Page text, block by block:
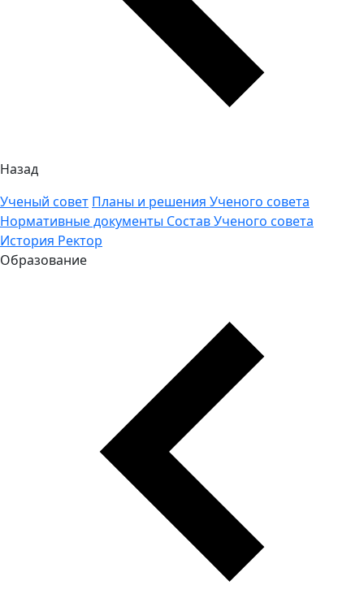
Назад
Ученый совет Планы и решения Ученого совета
Нормативные документы Состав Ученого совета
История Ректор
Образование